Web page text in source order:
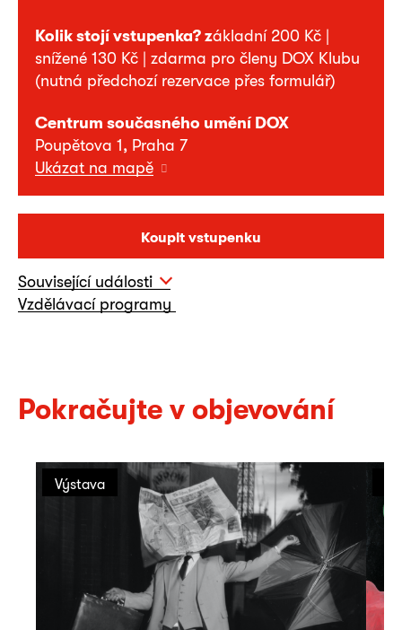
Kolik stojí vstupenka? základní 200 Kč |
snížené 130 Kč | zdarma pro členy DOX Klubu
(nutná předchozí rezervace přes formulář)
Centrum současného umění DOX
Poupětova 1, Praha 7
Ukázat na mapě
Koupit vstupenku
Související události
Vzdělávací programy
Pokračujte v objevování
Výstava